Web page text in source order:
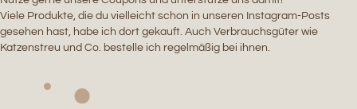
Viele Produkte, die du vielleicht schon in unseren Instagram-Posts
gesehen hast, habe ich dort gekauft. Auch Verbrauchsgüter wie
Katzenstreu und Co. bestelle ich regelmäßig bei ihnen.